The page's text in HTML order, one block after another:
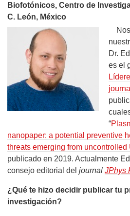
Biofotónicos, Centro de
C. León, México
Nos
Dr.
es el
journal
“
nanopaper: a potential preventive
threats emerging from uncontrolled
publicado en 2019. Actualmente
consejo editorial del journal JPhys
¿Qué te hizo decidir publicar tu
investigación?